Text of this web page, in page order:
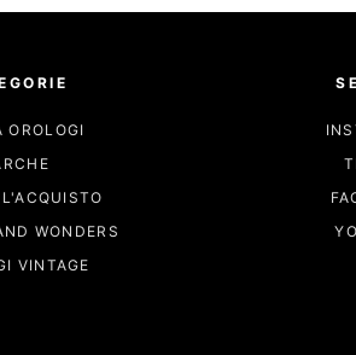
OROLOGI
WONDERS
VINTAGE